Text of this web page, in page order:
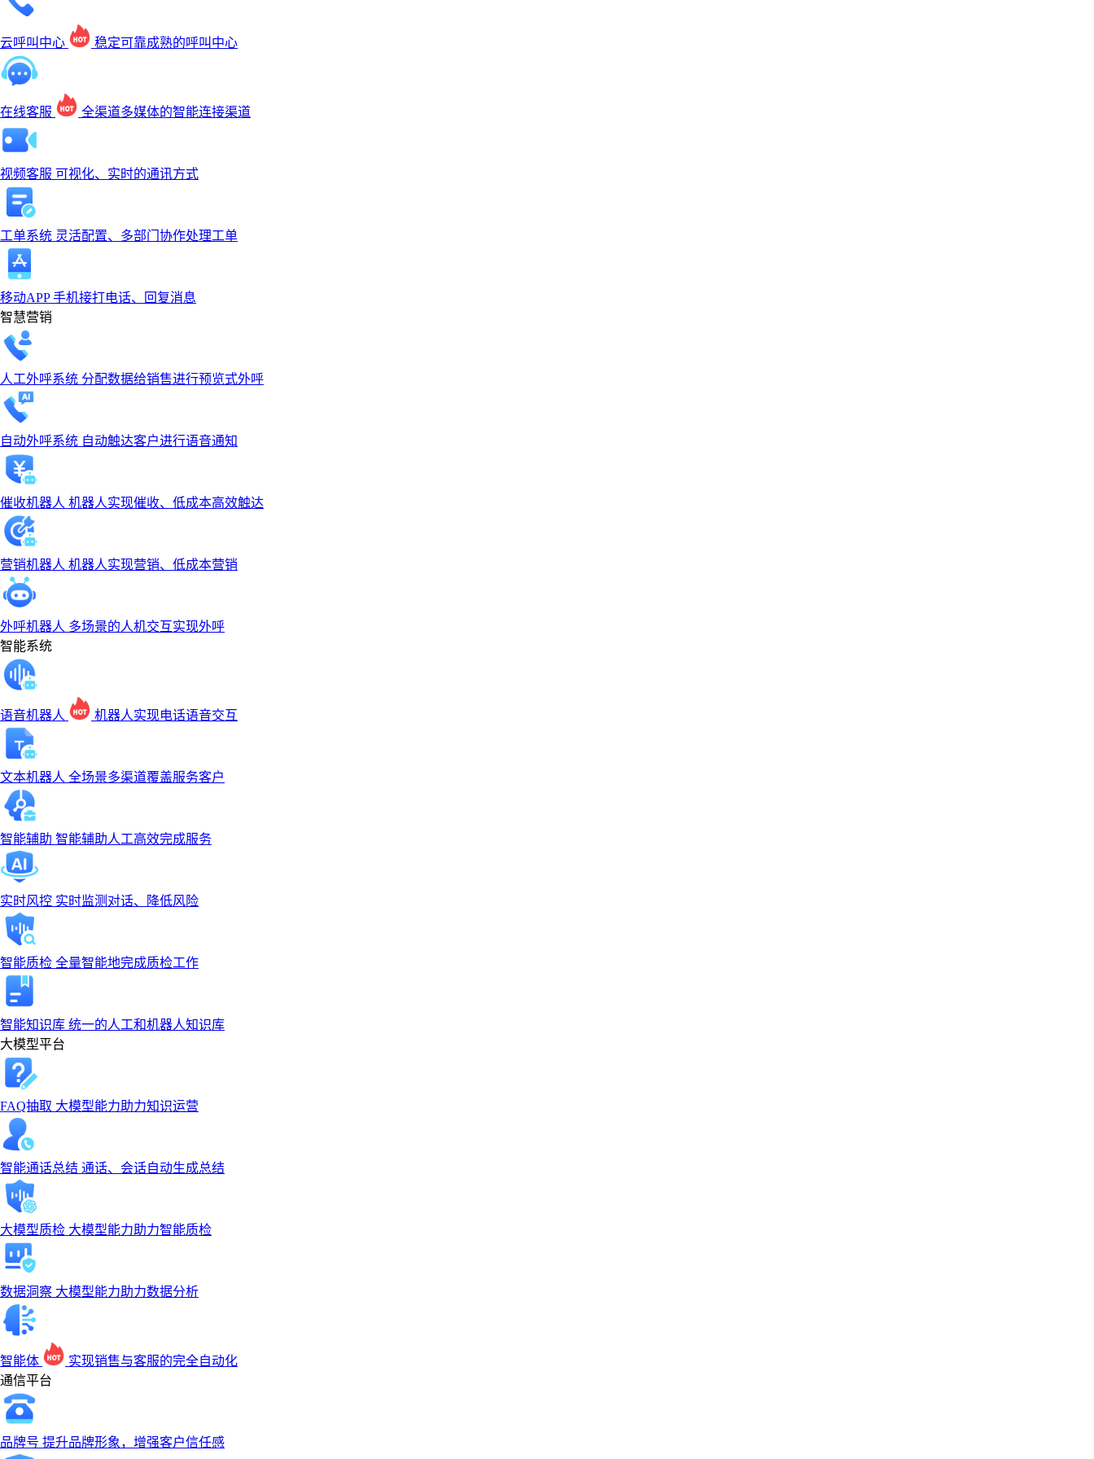
云呼叫中心 稳定可靠成熟的呼叫中心
在线客服 全渠道多媒体的智能连接渠道
视频客服 可视化、实时的通讯方式
工单系统 灵活配置、多部门协作处理工单
移动APP手机接打电话、回复消息
智慧营销
人工外呼系统 分配数据给销售进行预览式外呼
自动外呼系统 自动触达客户进行语音通知
催收机器人 机器人实现催收、低成本高效触达
营销机器人 机器人实现营销、低成本营销
外呼机器人 多场景的人机交互实现外呼
智能系统
语音机器人 机器人实现电话语音交互
文本机器人 全场景多渠道覆盖服务客户
智能辅助 智能辅助人工高效完成服务
实时风控 实时监测对话、降低风险
智能质检 全量智能地完成质检工作
智能知识库 统一的人工和机器人知识库
大模型平台
FAQ抽取 大模型能力助力知识运营
智能通话总结 通话、会话自动生成总结
大模型质检 大模型能力助力智能质检
数据洞察 大模型能力助力数据分析
智能体
实现销售与客服的完全自动化
通信平台
品牌号 提升品牌形象，增强客户信任感